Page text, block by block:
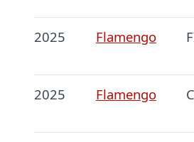
2025 Flamengo
2025 Flamengo